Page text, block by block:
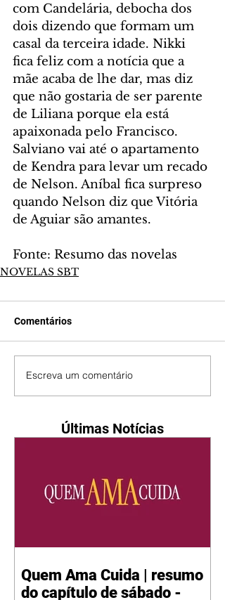
com Candelária, debocha dos
dois dizendo que formam um
casal da terceira idade. Nikki
fica feliz com a notícia que a
mãe acaba de lhe dar, mas diz
que não gostaria de ser parente
de Liliana porque ela está
apaixonada pelo Francisco.
Salviano vai até o apartamento
de Kendra para levar um recado
de Nelson. Aníbal fica surpreso
quando Nelson diz que Vitória
de Aguiar são amantes.
Fonte: Resumo das novelas
NOVELAS SBT
Comentários
Escreva um comentário
Últimas Notícias
Quem Ama Cuida | resumo
do capítulo de sábado -